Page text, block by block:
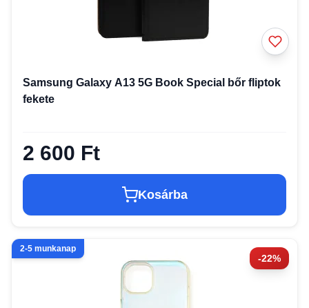
Samsung Galaxy A13 5G Book Special bőr fliptok
fekete
2 600 Ft
Kosárba
-22%
2-5 munkanap